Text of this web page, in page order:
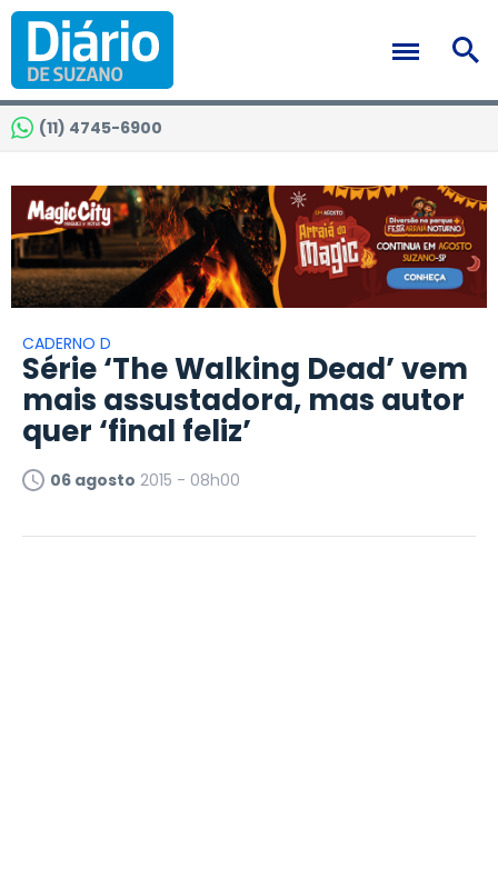
(11) 4745-6900
CADERNO D
Série ‘The Walking Dead’ vem
mais assustadora, mas autor
quer ‘final feliz’
06 agosto 2015 - 08h00